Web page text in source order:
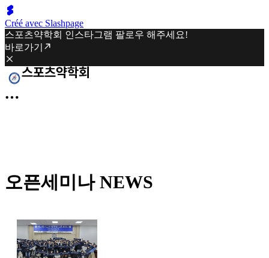
Créé avec Slashpage
스포츠약학회 인스타그램 팔로우 해주세요!
바로가기
오픈세미나 NEWS